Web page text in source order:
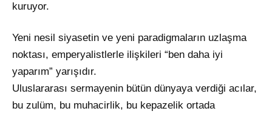
kuruyor.
Yeni nesil siyasetin ve yeni paradigmaların uzlaşma
noktası, emperyalistlerle ilişkileri “ben daha iyi
yaparım” yarışıdır.
Uluslararası sermayenin bütün dünyaya verdiği acılar,
bu zulüm, bu muhacirlik, bu kepazelik ortada